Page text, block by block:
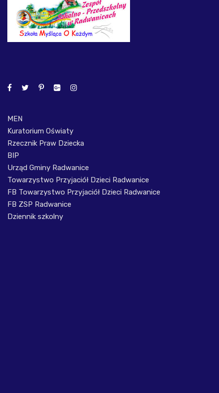
MEN
Kuratorium Oświaty
Rzecznik Praw Dziecka
BIP
Urząd Gminy Radwanice
Towarzystwo Przyjaciół Dzieci Radwanice
FB Towarzystwo Przyjaciół Dzieci Radwanice
FB ZSP Radwanice
Dziennik szkolny